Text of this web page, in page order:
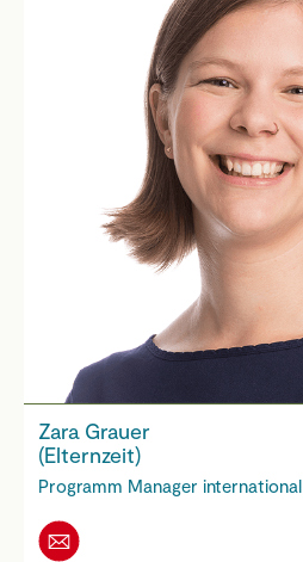
Zara Grauer
(Elternzeit)
Programm Manager international